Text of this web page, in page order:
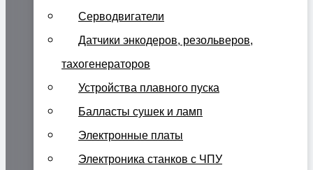
Серводвигатели
Датчики энкодеров, резольверов,
тахогенераторов
Устройства плавного пуска
Балласты сушек и ламп
Электронные платы
Электроника станков с ЧПУ